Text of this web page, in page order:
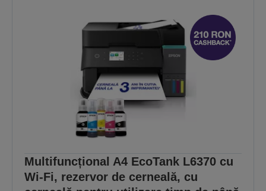
Multifuncțional A4 EcoTank L6370 cu
Wi-Fi, rezervor de cerneală, cu